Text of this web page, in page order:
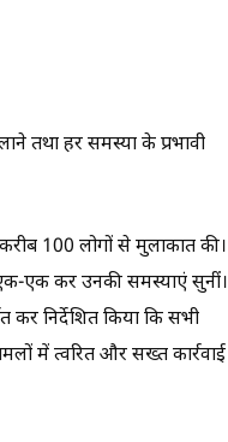
तथा हर समस्या के प्रभावी
100 लोगों से मुलाकात की।
एक कर उनकी समस्याएं सुनीं।
कर निर्देशित किया कि सभी
में त्वरित और सख्त कार्रवाई